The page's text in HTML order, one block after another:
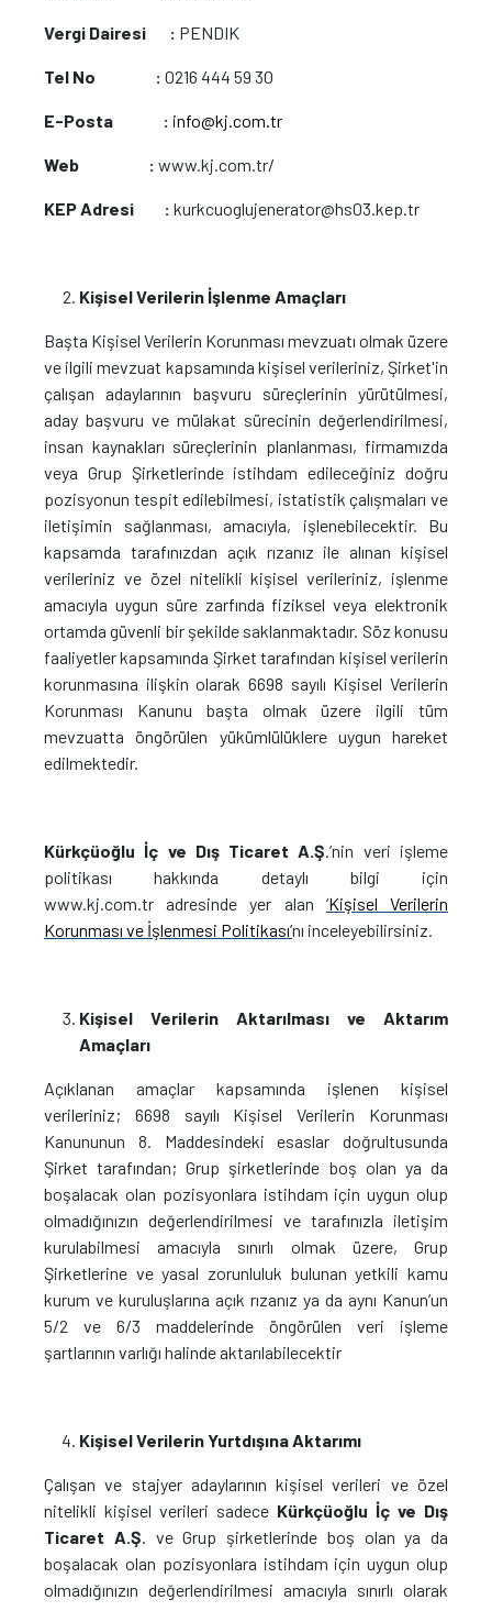
Vergi Dairesi : PENDIK
Tel No : 0216 444 59 30
E-Posta : info@kj.com.tr
Web : www.kj.com.tr/
KEP Adresi : kurkcuoglujenerator@hs03.kep.tr
Kişisel Verilerin İşlenme Amaçları
Başta Kişisel Verilerin Korunması mevzuatı olmak üzere
ve ilgili mevzuat kapsamında kişisel verileriniz, Şirket'in
çalışan adaylarının başvuru süreçlerinin yürütülmesi,
aday başvuru ve mülakat sürecinin değerlendirilmesi,
insan kaynakları süreçlerinin planlanması, firmamızda
veya Grup Şirketlerinde istihdam edileceğiniz doğru
pozisyonun tespit edilebilmesi, istatistik çalışmaları ve
iletişimin sağlanması, amacıyla, işlenebilecektir. Bu
kapsamda tarafınızdan açık rızanız ile alınan kişisel
verileriniz ve özel nitelikli kişisel verileriniz, işlenme
amacıyla uygun süre zarfında fiziksel veya elektronik
ortamda güvenli bir şekilde saklanmaktadır. Söz konusu
faaliyetler kapsamında Şirket tarafından kişisel verilerin
korunmasına ilişkin olarak 6698 sayılı Kişisel Verilerin
Korunması Kanunu başta olmak üzere ilgili tüm
mevzuatta öngörülen yükümlülüklere uygun hareket
edilmektedir.
Kürkçüoğlu İç ve Dış Ticaret A.Ş.’nin veri işleme
politikası hakkında detaylı bilgi için
www.kj.com.tr adresinde yer alan ‘Kişisel Verilerin
Korunması ve İşlenmesi Politikası’nı inceleyebilirsiniz.
Kişisel Verilerin Aktarılması ve Aktarım
Amaçları
Açıklanan amaçlar kapsamında işlenen kişisel
verileriniz; 6698 sayılı Kişisel Verilerin Korunması
Kanununun 8. Maddesindeki esaslar doğrultusunda
Şirket tarafından; Grup şirketlerinde boş olan ya da
boşalacak olan pozisyonlara istihdam için uygun olup
olmadığınızın değerlendirilmesi ve tarafınızla iletişim
kurulabilmesi amacıyla sınırlı olmak üzere, Grup
Şirketlerine ve yasal zorunluluk bulunan yetkili kamu
kurum ve kuruluşlarına açık rızanız ya da aynı Kanun’un
5/2 ve 6/3 maddelerinde öngörülen veri işleme
şartlarının varlığı halinde aktarılabilecektir
Kişisel Verilerin Yurtdışına Aktarımı
Çalışan ve stajyer adaylarının kişisel verileri ve özel
nitelikli kişisel verileri sadece Kürkçüoğlu İç ve Dış
Ticaret A.Ş. ve Grup şirketlerinde boş olan ya da
boşalacak olan pozisyonlara istihdam için uygun olup
olmadığınızın değerlendirilmesi amacıyla sınırlı olarak